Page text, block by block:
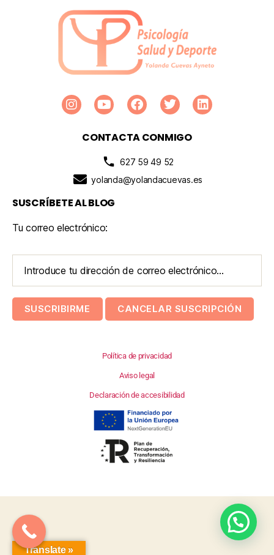
CONTACTA CONMIGO
627 59 49 52
yolanda@yolandacuevas.es
SUSCRÍBETE AL BLOG
Tu correo electrónico:
Política de privacidad
Aviso legal
Declaración de accesibilidad
Translate »